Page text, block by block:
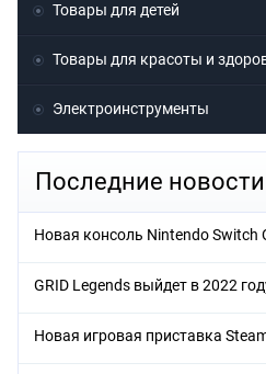
Товары для детей
Товары для красоты и
Электроинструменты
Последние новости
Новая консоль Nintendo Switch
GRID Legends выйдет в 2022
Новая игровая приставка